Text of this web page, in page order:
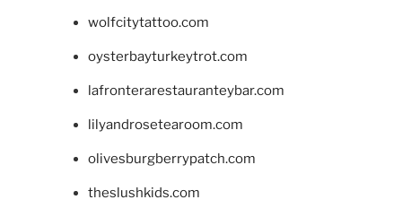
wolfcitytattoo.com
oysterbayturkeytrot.com
lafronterarestauranteybar.com
lilyandrosetearoom.com
olivesburgberrypatch.com
theslushkids.com